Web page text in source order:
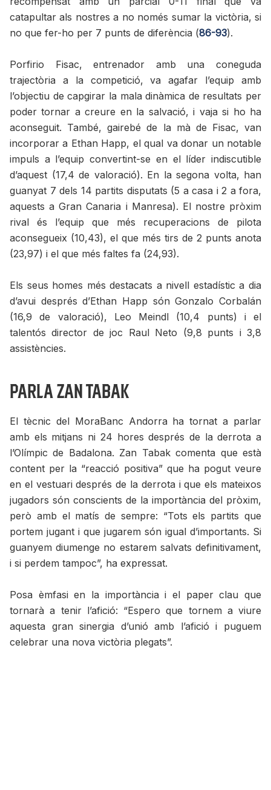
catapultar als nostres a no només sumar la victòria, si
no que fer-ho per 7 punts de diferència (86-93).
Porfirio Fisac, entrenador amb una coneguda
trajectòria a la competició, va agafar l’equip amb
l’objectiu de capgirar la mala dinàmica de resultats per
poder tornar a creure en la salvació, i vaja si ho ha
aconseguit. També, gairebé de la mà de Fisac, van
incorporar a Ethan Happ, el qual va donar un notable
impuls a l’equip convertint-se en el líder indiscutible
d’aquest (17,4 de valoració). En la segona volta, han
guanyat 7 dels 14 partits disputats (5 a casa i 2 a fora,
aquests a Gran Canaria i Manresa). El nostre pròxim
rival és l’equip que més recuperacions de pilota
aconsegueix (10,43), el que més tirs de 2 punts anota
(23,97) i el que més faltes fa (24,93).
Els seus homes més destacats a nivell estadístic a dia
d’avui després d’Ethan Happ són Gonzalo Corbalán
(16,9 de valoració), Leo Meindl (10,4 punts) i el
talentós director de joc Raul Neto (9,8 punts i 3,8
assistències.
Parla Zan Tabak
El tècnic del MoraBanc Andorra ha tornat a parlar
amb els mitjans ni 24 hores després de la derrota a
l’Olímpic de Badalona. Zan Tabak comenta que està
content per la “reacció positiva” que ha pogut veure
en el vestuari després de la derrota i que els mateixos
jugadors són conscients de la importància del pròxim,
però amb el matís de sempre: “Tots els partits que
portem jugant i que jugarem són igual d’importants. Si
guanyem diumenge no estarem salvats definitivament,
i si perdem tampoc”, ha expressat.
Posa èmfasi en la importància i el paper clau que
tornarà a tenir l’afició: “Espero que tornem a viure
aquesta gran sinergia d’unió amb l’afició i puguem
celebrar una nova victòria plegats”.